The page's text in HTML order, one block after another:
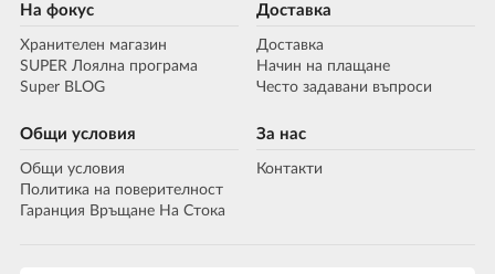
На фокус
Хранителен магазин
SUPER Лоялна програма
Super BLOG
Доставка
Доставка
Начин на плащане
Често задавани въпроси
Общи условия
Общи условия
Политика на поверителност
Гаранция Връщане На Стока
За нас
Контакти